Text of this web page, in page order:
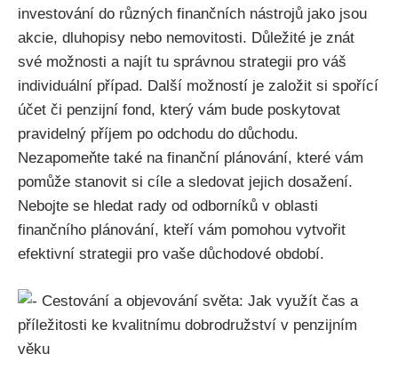
investování do různých finančních nástrojů jako jsou
akcie, dluhopisy nebo nemovitosti. Důležité je znát
své možnosti a najít tu správnou strategii pro váš
individuální případ. Další možností je založit si spořící
účet či penzijní fond, který vám bude poskytovat
pravidelný příjem po odchodu do důchodu.
Nezapomeňte také na finanční plánování, které vám
pomůže stanovit si cíle a sledovat jejich dosažení.
Nebojte se hledat rady od odborníků v oblasti
finančního plánování, kteří vám pomohou vytvořit
efektivní strategii pro vaše důchodové období.